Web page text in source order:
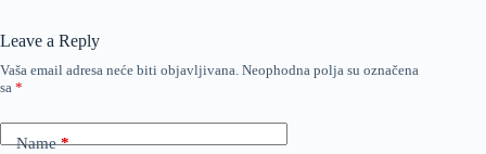
Leave a Reply
Vaša email adresa neće biti objavljivana. Neophodna polja su označena
sa *
Name*